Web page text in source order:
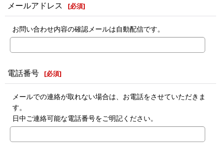
メールアドレス [必須]
お問い合わせ内容の確認メールは自動配信です。
電話番号 [必須]
メールでの連絡が取れない場合は、お電話をさせていただきま
す。
日中ご連絡可能な電話番号をご明記ください。